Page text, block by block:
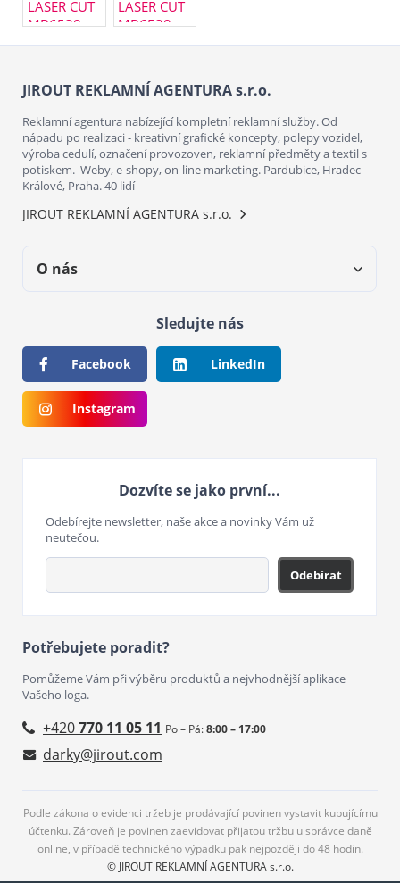
JIROUT REKLAMNÍ AGENTURA s.r.o.
Reklamní agentura nabízející kompletní reklamní služby. Od
nápadu po realizaci - kreativní grafické koncepty, polepy vozidel,
výroba cedulí, označení provozoven, reklamní předměty a textil s
potiskem. Weby, e-shopy, on-line marketing. Pardubice, Hradec
Králové, Praha. 40 lidí
JIROUT REKLAMNÍ AGENTURA s.r.o.
O nás
Sledujte nás
Facebook LinkedIn
Instagram
Dozvíte se jako první...
Odebírejte newsletter, naše akce a novinky Vám už
neutečou.
Odebírat
Potřebujete poradit?
Pomůžeme Vám při výběru produktů a nejvhodnější aplikace
Vašeho loga.
+420770 11 05 11 Po – Pá:8:00 – 17:00
darky@jirout.com
Podle zákona o evidenci tržeb je prodávající povinen vystavit kupujícímu
účtenku. Zároveň je povinen zaevidovat přijatou tržbu u správce daně
online, v případě technického výpadku pak nejpozději do 48 hodin.
© JIROUT REKLAMNÍ AGENTURA s.r.o.